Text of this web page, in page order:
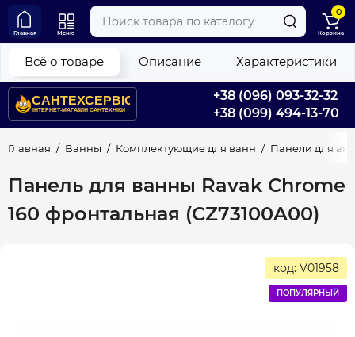
+38 (096) 093-32-32
+38 (099) 494-13-70
Главная Меню
0
Корзина
Главная Ванны Комплектующие для ванн Панели для
Панель для ванны Ravak Chrome
160 фронтальная (CZ73100A00)
Всё о товаре Описание Характеристики
код: V01958
ПОПУЛЯРНЫЙ